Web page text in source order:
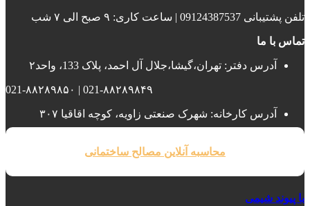
تلفن پشتیبانی 09124387537 | ساعت کاری: ۹ صبح الی ۷ شب
تماس با ما
آدرس دفتر: تهران،گیشا،جلال آل احمد، پلاک 133، واحد۲
021-۸۸۲۸۹۸۴۹ | 021-۸۸۲۸۹۸۵۰
آدرس کارخانه: شهرک صنعتی زاویه، کوچه اقاقیا ۳۰۷
محاسبه آنلاین مصالح ساختمانی
با پیوند شیمی